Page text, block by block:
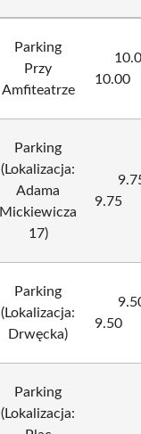
Parking
Przy
Amfiteatrze
10.00
Parking
(Lokalizacja:
Adama
Mickiewicza
17)
9.75
Parking
(Lokalizacja:
Drwęcka)
9.50
Parking
(Lokalizacja: